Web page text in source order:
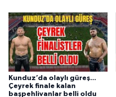
Kunduz’da olaylı güreş...
Çeyrek finale kalan
başpehlivanlar belli oldu